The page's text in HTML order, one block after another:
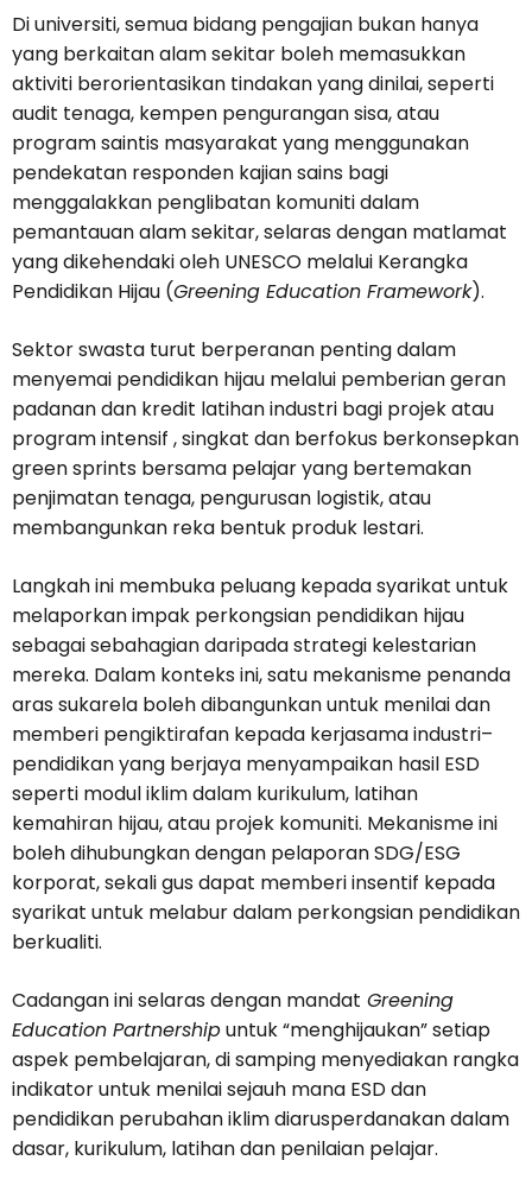
Di universiti, semua bidang pengajian bukan hanya
yang berkaitan alam sekitar boleh memasukkan
aktiviti berorientasikan tindakan yang dinilai, seperti
audit tenaga, kempen pengurangan sisa, atau
program saintis masyarakat yang menggunakan
pendekatan responden kajian sains bagi
menggalakkan penglibatan komuniti dalam
pemantauan alam sekitar, selaras dengan matlamat
yang dikehendaki oleh UNESCO melalui Kerangka
Pendidikan Hijau (Greening Education Framework).
Sektor swasta turut berperanan penting dalam
menyemai pendidikan hijau melalui pemberian geran
padanan dan kredit latihan industri bagi projek atau
program intensif , singkat dan berfokus berkonsepkan
green sprints bersama pelajar yang bertemakan
penjimatan tenaga, pengurusan logistik, atau
membangunkan reka bentuk produk lestari.
Langkah ini membuka peluang kepada syarikat untuk
melaporkan impak perkongsian pendidikan hijau
sebagai sebahagian daripada strategi kelestarian
mereka. Dalam konteks ini, satu mekanisme penanda
aras sukarela boleh dibangunkan untuk menilai dan
memberi pengiktirafan kepada kerjasama industri–
pendidikan yang berjaya menyampaikan hasil ESD
seperti modul iklim dalam kurikulum, latihan
kemahiran hijau, atau projek komuniti. Mekanisme ini
boleh dihubungkan dengan pelaporan SDG/ESG
korporat, sekali gus dapat memberi insentif kepada
syarikat untuk melabur dalam perkongsian pendidikan
berkualiti.
Cadangan ini selaras dengan mandat Greening
Education Partnershipuntuk “menghijaukan” setiap
aspek pembelajaran, di samping menyediakan rangka
indikator untuk menilai sejauh mana ESD dan
pendidikan perubahan iklim diarusperdanakan dalam
dasar, kurikulum, latihan dan penilaian pelajar.